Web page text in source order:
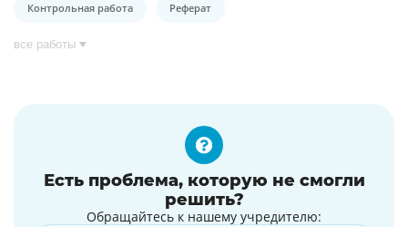
Контрольная работа Реферат
все работы
Есть проблема, которую не смогли
решить?
Обращайтесь к нашему учредителю: